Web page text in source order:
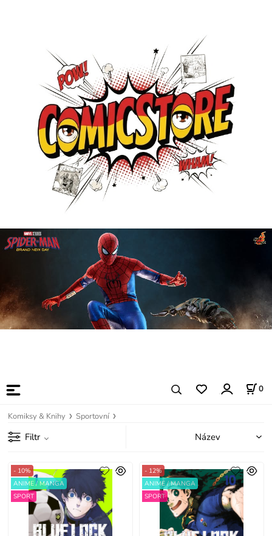
0
Komiksy & Knihy Sportovní
Filtr
- 10%
ANIME / MANGA
SPORT
- 12%
ANIME / MANGA
SPORT